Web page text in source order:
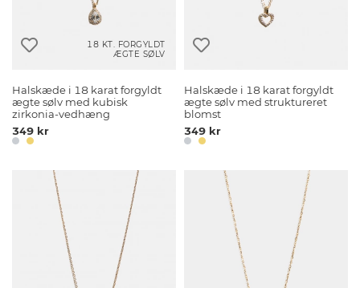
18 KT. FORGYLDT
ÆGTE SØLV
Halskæde i 18 karat forgyldt
ægte sølv med kubisk
zirkonia-vedhæng
349 kr
Halskæde i 18 karat forgyldt
ægte sølv med struktureret
blomst
349 kr